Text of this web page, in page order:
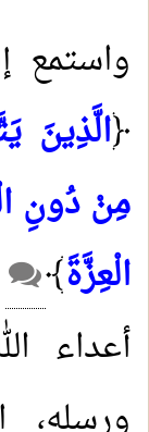
واستمع
﴿الَّذِينَ
مِنْ دُونِ
الْعِزَّةَ﴾
أعداء